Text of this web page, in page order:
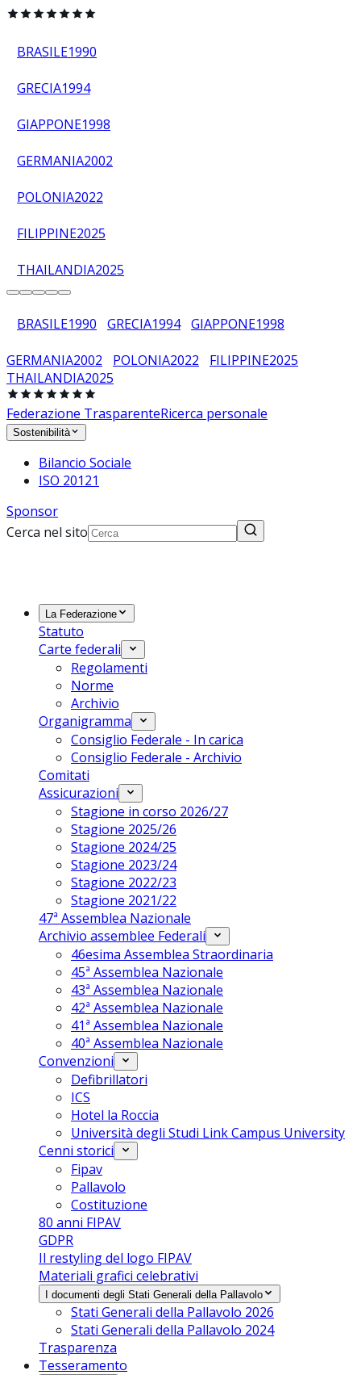
BRASILE1990
GRECIA1994
GIAPPONE1998
GERMANIA2002
POLONIA2022
FILIPPINE2025
THAILANDIA2025
BRASILE1990 GRECIA1994 GIAPPONE1998
GERMANIA2002 POLONIA2022 FILIPPINE2025
THAILANDIA2025
Federazione TrasparenteRicerca personale
Sostenibilità
Bilancio Sociale
ISO 20121
Sponsor
Cerca nel sito
La Federazione
Statuto
Carte federali
Regolamenti
Norme
Archivio
Organigramma
Consiglio Federale - In carica
Consiglio Federale - Archivio
Comitati
Assicurazioni
Stagione in corso 2026/27
Stagione 2025/26
Stagione 2024/25
Stagione 2023/24
Stagione 2022/23
Stagione 2021/22
47ª Assemblea Nazionale
Archivio assemblee Federali
46esima Assemblea Straordinaria
45ª Assemblea Nazionale
43ª Assemblea Nazionale
42ª Assemblea Nazionale
41ª Assemblea Nazionale
40ª Assemblea Nazionale
Convenzioni
Defibrillatori
ICS
Hotel la Roccia
Università degli Studi Link Campus University
Cenni storici
Fipav
Pallavolo
Costituzione
80 anni FIPAV
GDPR
Il restyling del logo FIPAV
Materiali grafici celebrativi
I documenti degli Stati Generali della Pallavolo
Stati Generali della Pallavolo 2026
Stati Generali della Pallavolo 2024
Trasparenza
Tesseramento